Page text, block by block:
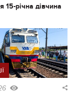
15-річна дівчина